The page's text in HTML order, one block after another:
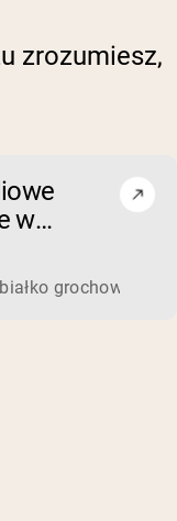
zrozumiesz,
for building
o smaku
w
grochowe?